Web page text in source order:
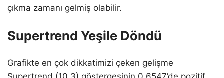
çıkma zamanı gelmiş olabilir.
Supertrend Yeşile Döndü
Grafikte en çok dikkatimizi çeken gelişme